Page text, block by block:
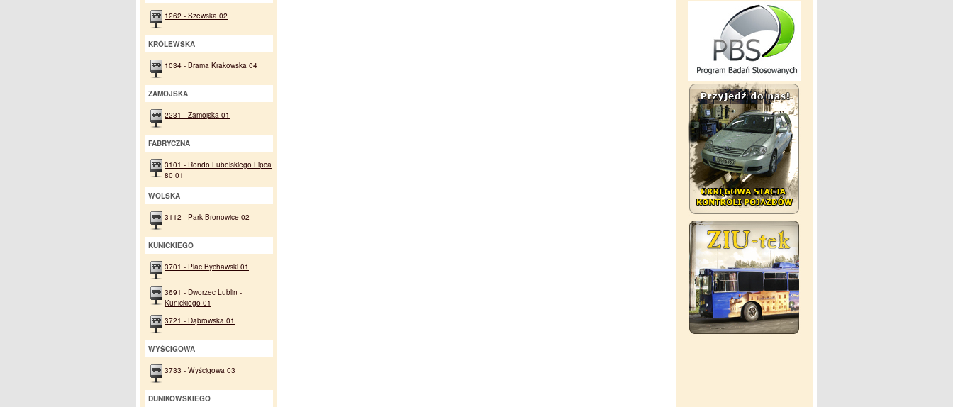
1262 - Szewska 02
KRÓLEWSKA
1034 - Brama Krakowska 04
ZAMOJSKA
2231 - Zamojska 01
FABRYCZNA
3101 - Rondo Lubelskiego Lipca
80 01
WOLSKA
3112 - Park Bronowice 02
KUNICKIEGO
3701 - Plac Bychawski 01
3691 - Dworzec Lublin -
Kunickiego 01
3721 - Dąbrowska 01
WYŚCIGOWA
3733 - Wyścigowa 03
DUNIKOWSKIEGO